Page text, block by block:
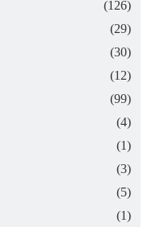
(126)
(29)
(30)
(12)
(99)
(4)
(1)
(3)
(5)
(1)